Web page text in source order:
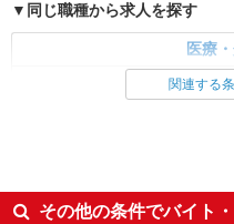
同じ職種から求人を探す
医療
ボーナス・賞与あり
関連する
その他の条件でバイト